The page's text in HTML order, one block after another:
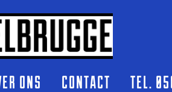
ONS CONTACT TEL.